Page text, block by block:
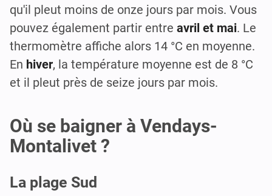
qu'il pleut moins de onze jours par mois. Vous
pouvez également partir entre avril et mai. Le
thermomètre affiche alors 14 °C en moyenne.
En hiver, la température moyenne est de 8 °C
et il pleut près de seize jours par mois.
Où se baigner à Vendays-
Montalivet ?
La plage Sud